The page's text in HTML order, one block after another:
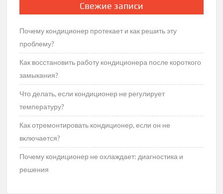
Свежие записи
Почему кондиционер протекает и как решить эту
проблему?
Как восстановить работу кондиционера после короткого
замыкания?
Что делать, если кондиционер не регулирует
температуру?
Как отремонтировать кондиционер, если он не
включается?
Почему кондиционер не охлаждает: диагностика и
решения